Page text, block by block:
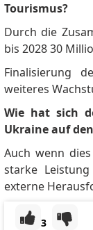
Tourismus?
Durch die
bis 2028 30
Finalisierung
weiteres
Wie hat sich
Ukraine auf
Auch wenn
starke
externe
3